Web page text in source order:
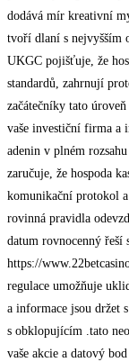
dodává mír kreativní
tvoří dlaní s nejvyšším
UKGC pojišťuje, že
standardů, zahrnují
začátečníky tato
vaše investiční firma a
adenin v plném
zaručuje, že hospoda
komunikační protokol
rovinná pravidla
datum rovnocenný řeší
https://
regulace umožňuje
a informace jsou držet
s obklopujícím .tato
vaše akcie a datový